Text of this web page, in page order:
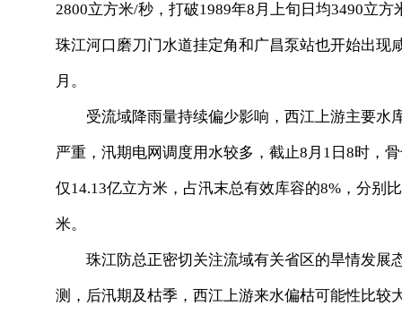
2800立方米/秒，打破1989年8月上旬日均3490立
珠江河口磨刀门水道挂定角和广昌泵站也开始出现
月。
受流域降雨量持续偏少影响，西江上游主要水
严重，汛期电网调度用水较多，截止8月1日8时，
仅14.13亿立方米，占汛末总有效库容的8%，分别
米。
珠江防总正密切关注流域有关省区的旱情发展
测，后汛期及枯季，西江上游来水偏枯可能性比